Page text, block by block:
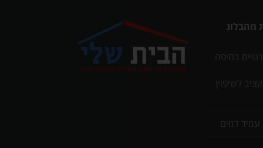
מהבלוג
בחיפה
לשיפוץ
עמיד למים